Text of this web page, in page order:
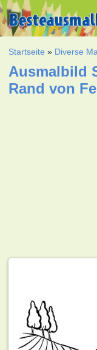
Startseite » Diverse
Ausmalbild
Rand von